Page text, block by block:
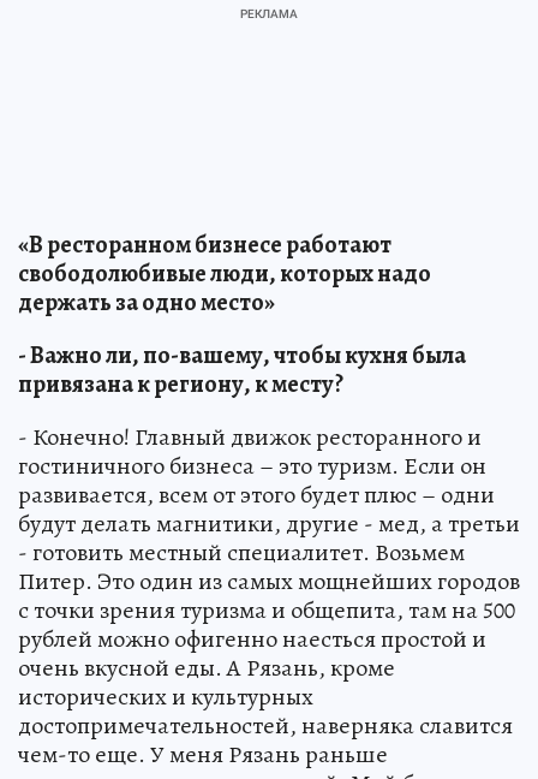
«В ресторанном бизнесе работают
свободолюбивые люди, которых надо
держать за одно место»
- Важно ли, по-вашему, чтобы кухня была
привязана к региону, к месту?
- Конечно! Главный движок ресторанного и
гостиничного бизнеса – это туризм. Если он
развивается, всем от этого будет плюс – одни
будут делать магнитики, другие - мед, а третьи
- готовить местный специалитет. Возьмем
Питер. Это один из самых мощнейших городов
с точки зрения туризма и общепита, там на 500
рублей можно офигенно наесться простой и
очень вкусной еды. А Рязань, кроме
исторических и культурных
достопримечательностей, наверняка славится
чем-то еще. У меня Рязань раньше